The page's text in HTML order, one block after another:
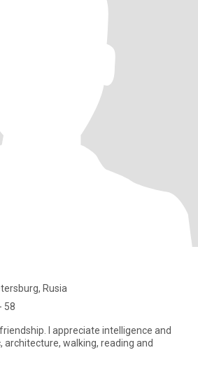
Rusia
58
I appreciate intelligence and
architecture, walking, reading and